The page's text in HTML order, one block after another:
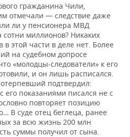
гражданина Чили,
отмечали — следствие даже
ли у пенсионера МВД
миллионов? Никаких
этой части в деле нет. Более
на судебном допросе
«молодцы-следователи» к его
и он лишь расписался.
подтвердил:
показаниями писался не с
повторяет позицию
В суде отец беглеца, ранее
за всю жизнь 200 млн
суммы получил от сына.